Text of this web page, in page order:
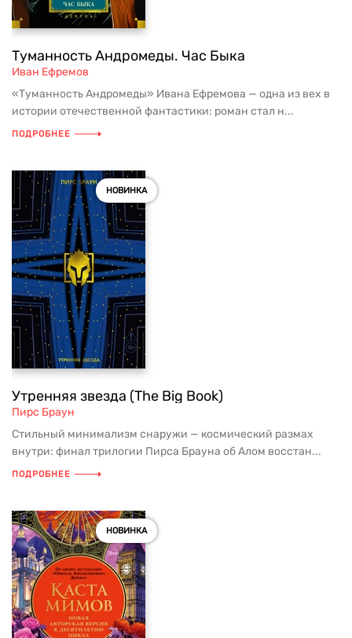
Туманность Андромеды. Час Быка
Иван Ефремов
«Туманность Андромеды» Ивана Ефремова — одна из вех в
истории отечественной фантастики: роман стал н...
ПОДРОБНЕЕ
НОВИНКА
Утренняя звезда (The Big Book)
Пирс Браун
Стильный минимализм снаружи — космический размах
внутри: финал трилогии Пирса Брауна об Алом восстан...
ПОДРОБНЕЕ
НОВИНКА